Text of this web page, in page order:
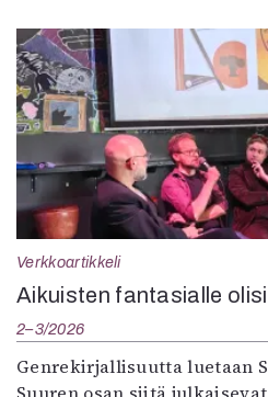
Verkkoartikkeli
Aikuisten fantasialle
2–3/2026
Genrekirjallisuutta luetaan